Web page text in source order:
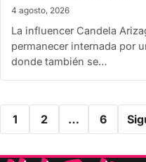
4 agosto, 2026
La influencer Candela
permanecer internada por
donde también se…
entradas
1 2 … 6